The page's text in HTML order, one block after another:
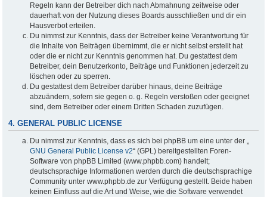
Regeln kann der Betreiber dich nach Abmahnung zeitweise oder
dauerhaft von der Nutzung dieses Boards ausschließen und dir ein
Hausverbot erteilen.
Du nimmst zur Kenntnis, dass der Betreiber keine Verantwortung für
die Inhalte von Beiträgen übernimmt, die er nicht selbst erstellt hat
oder die er nicht zur Kenntnis genommen hat. Du gestattest dem
Betreiber, dein Benutzerkonto, Beiträge und Funktionen jederzeit zu
löschen oder zu sperren.
Du gestattest dem Betreiber darüber hinaus, deine Beiträge
abzuändern, sofern sie gegen o. g. Regeln verstoßen oder geeignet
sind, dem Betreiber oder einem Dritten Schaden zuzufügen.
4. GENERAL PUBLIC LICENSE
Du nimmst zur Kenntnis, dass es sich bei phpBB um eine unter der „
GNU General Public License v2“ (GPL) bereitgestellten Foren-
Software von phpBB Limited (www.phpbb.com) handelt;
deutschsprachige Informationen werden durch die deutschsprachige
Community unter www.phpbb.de zur Verfügung gestellt. Beide haben
keinen Einfluss auf die Art und Weise, wie die Software verwendet